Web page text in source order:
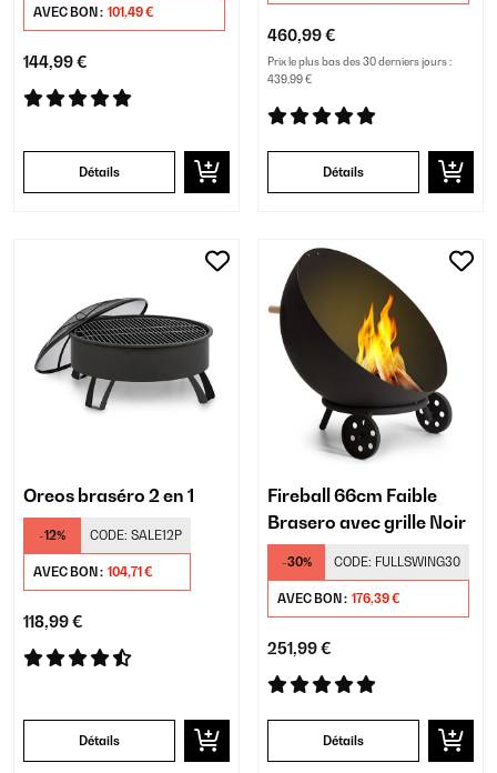
AVEC BON : 101,49 €
144,99 €
Détails
460,99 €
Prix le plus bas des 30 derniers jours :
439,99 €
Détails
Oreos braséro 2 en 1
-12% CODE: SALE12P
AVEC BON : 104,71 €
118,99 €
Détails
Fireball 66cm Faible
Brasero avec grille Noir
-30% CODE: FULLSWING30
AVEC BON : 176,39 €
251,99 €
Détails